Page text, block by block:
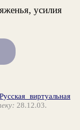
усилия
Русская виртуальная
28.12.03.